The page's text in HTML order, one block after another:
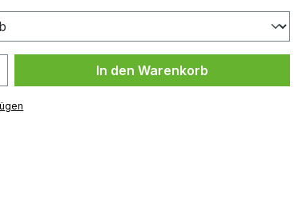
Gib den gewünschten Wert
In den Warenkorb